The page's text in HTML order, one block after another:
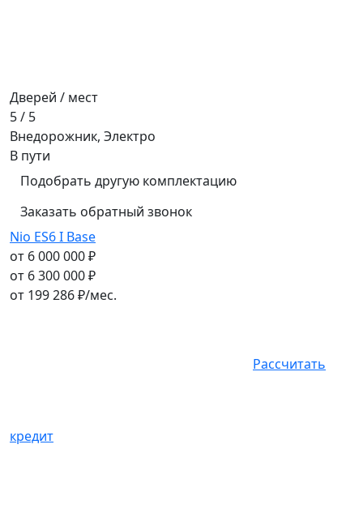
Дверей / мест
5 / 5
Внедорожник, Электро
В пути
Подобрать другую комплектацию
Заказать обратный звонок
Nio ES6 I Base
от 6 000 000 ₽
от 6 300 000 ₽
от 199 286₽/мес.
Рассчитать
кредит